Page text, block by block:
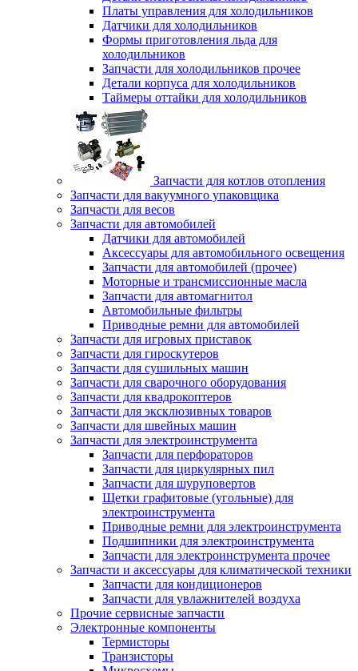
Платы управления для холодильников
Датчики для холодильников
Формы приготовления льда для
холодильников
Запчасти для холодильников прочее
Детали корпуса для холодильников
Таймеры оттайки для холодильников
Запчасти для котлов отопления
Запчасти для вакуумного упаковщика
Запчасти для весов
Запчасти для автомобилей
Датчики для автомобилей
Аксессуары для автомобильного освещения
Запчасти для автомобилей (прочее)
Моторные и трансмиссионные масла
Запчасти для автомагнитол
Автомобильные фильтры
Приводные ремни для автомобилей
Запчасти для игровых приставок
Запчасти для гироскутеров
Запчасти для сушильных машин
Запчасти для сварочного оборудования
Запчасти для квадрокоптеров
Запчасти для эксклюзивных товаров
Запчасти для швейных машин
Запчасти для электроинструмента
Запчасти для перфораторов
Запчасти для циркулярных пил
Запчасти для шуруповертов
Щетки графитовые (угольные) для
электроинструмента
Приводные ремни для электроинструмента
Подшипники для электроинструмента
Запчасти для электроинструмента прочее
Запчасти и аксессуары для климатической техники
Запчасти для кондиционеров
Запчасти для увлажнителей воздуха
Прочие сервисные запчасти
Электронные компоненты
Термисторы
Транзисторы